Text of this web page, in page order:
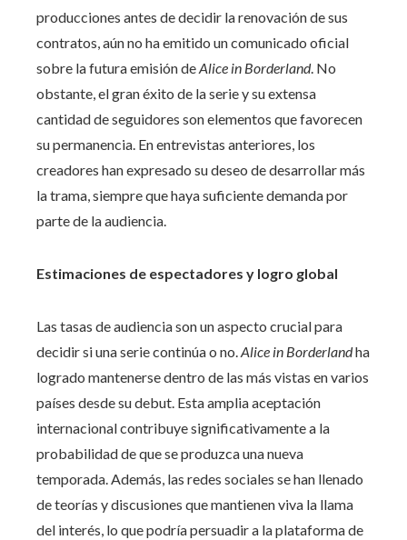
producciones antes de decidir la renovación de sus
contratos, aún no ha emitido un comunicado oficial
sobre la futura emisión deAlice in Borderland. No
obstante, el gran éxito de la serie y su extensa
cantidad de seguidores son elementos que favorecen
su permanencia. En entrevistas anteriores, los
creadores han expresado su deseo de desarrollar más
la trama, siempre que haya suficiente demanda por
parte de la audiencia.
Estimaciones de espectadores y logro global
Las tasas de audiencia son un aspecto crucial para
decidir si una serie continúa o no.Alice in Borderlandha
logrado mantenerse dentro de las más vistas en varios
países desde su debut. Esta amplia aceptación
internacional contribuye significativamente a la
probabilidad de que se produzca una nueva
temporada. Además, las redes sociales se han llenado
de teorías y discusiones que mantienen viva la llama
del interés, lo que podría persuadir a la plataforma de